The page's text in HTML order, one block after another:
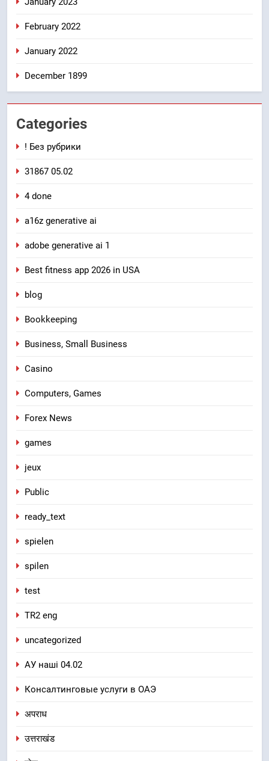
February 2022
January 2022
December 1899
Categories
! Без рубрики
31867 05.02
4 done
a16z generative ai
adobe generative ai 1
Best fitness app 2026 in USA
blog
Bookkeeping
Business, Small Business
Casino
Computers, Games
Forex News
games
jeux
Public
ready_text
spielen
spilen
test
TR2 eng
uncategorized
АУ наші 04.02
Консалтинговые услуги в ОАЭ
अपराध
उत्तराखंड